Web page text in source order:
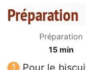
Préparation
Préparation
15 min